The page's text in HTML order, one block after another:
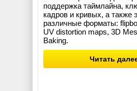
поддержка таймлайна,
кадров и кривых, а также
различные форматы:
UV distortion maps, 3D
Baking.
Читать